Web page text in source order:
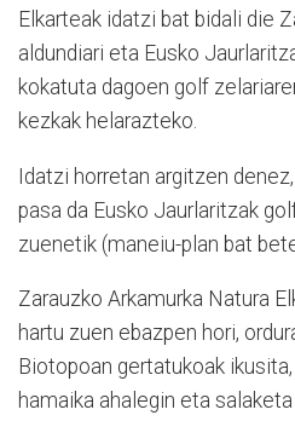
Elkarteak idatzi bat bidali die
aldundiari eta Eusko
kokatuta dagoen golf
kezkak helarazteko.
Idatzi horretan argitzen
pasa da Eusko Jaurlaritzak
zuenetik (maneiu-plan bat
Zarauzko Arkamurka Natura
hartu zuen ebazpen hori,
Biotopoan gertatukoak
hamaika ahalegin eta